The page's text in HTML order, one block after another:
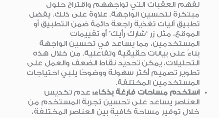
لفهم العقبات التي تواجههم واقتراح حلول
مبتكرة لتحسين الواجهة. علاوة على ذلك، يفضل
تطبيق آليات تغذية راجعة دائمة ضمن التطبيق أو
الموقع، مثل زر “شارك رأيك” أو تقييمات
المستخدمين، مما يساعد في تحسين الواجهة
بناءً على بيانات حقيقية وتفاعلية. من خلال هذه
التحليلات، يمكن تحديد نقاط الضعف والعمل على
تطوير تصميم أكثر سهولة ووضوحًا يلبي احتياجات
المستخدمين المختلفة.
استخدم مساحات فارغة بذكاء: عدم تكديس
العناصر يساعد على تحسين تجربة المستخدم من
خلال توفير مساحة كافية بين العناصر المختلفة،